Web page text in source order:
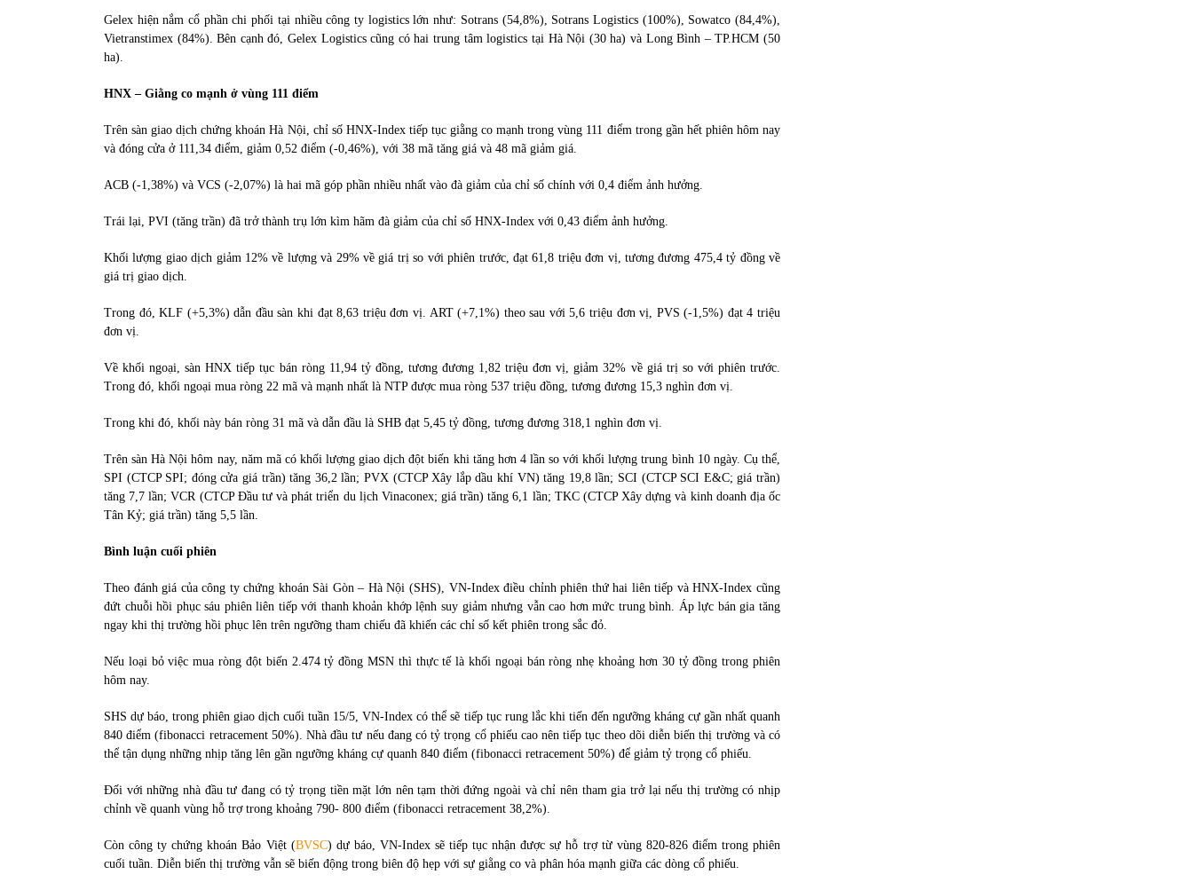
Gelex hiện nắm cổ phần chi phối tại nhiều công ty logistics lớn như: Sotrans (54,8%), Sotrans Logistics (100%), Sowatco (84,4%),
Vietranstimex (84%). Bên cạnh đó, Gelex Logistics cũng có hai trung tâm logistics tại Hà Nội (30 ha) và Long Bình – TP.HCM (50
ha).
HNX – Giằng co mạnh ở vùng 111 điểm
Trên sàn giao dịch chứng khoán Hà Nội, chỉ số HNX-Index tiếp tục giằng co mạnh trong vùng 111 điểm trong gần hết phiên hôm nay
và đóng cửa ở 111,34 điểm, giảm 0,52 điểm (-0,46%), với 38 mã tăng giá và 48 mã giảm giá.
ACB (-1,38%) và VCS (-2,07%) là hai mã góp phần nhiều nhất vào đà giảm của chỉ số chính với 0,4 điểm ảnh hưởng.
Trái lại, PVI (tăng trần) đã trở thành trụ lớn kìm hãm đà giảm của chỉ số HNX-Index với 0,43 điểm ảnh hưởng.
Khối lượng giao dịch giảm 12% về lượng và 29% về giá trị so với phiên trước, đạt 61,8 triệu đơn vị, tương đương 475,4 tỷ đồng về
giá trị giao dịch.
Trong đó, KLF (+5,3%) dẫn đầu sàn khi đạt 8,63 triệu đơn vị. ART (+7,1%) theo sau với 5,6 triệu đơn vị, PVS (-1,5%) đạt 4 triệu
đơn vị.
Về khối ngoại, sàn HNX tiếp tục bán ròng 11,94 tỷ đồng, tương đương 1,82 triệu đơn vị, giảm 32% về giá trị so với phiên trước.
Trong đó, khối ngoại mua ròng 22 mã và mạnh nhất là NTP được mua ròng 537 triệu đồng, tương đương 15,3 nghìn đơn vị.
Trong khi đó, khối này bán ròng 31 mã và dẫn đầu là SHB đạt 5,45 tỷ đồng, tương đương 318,1 nghìn đơn vị.
Trên sàn Hà Nội hôm nay, năm mã có khối lượng giao dịch đột biến khi tăng hơn 4 lần so với khối lượng trung bình 10 ngày. Cụ thể,
SPI (CTCP SPI; đóng cửa giá trần) tăng 36,2 lần; PVX (CTCP Xây lắp dầu khí VN) tăng 19,8 lần; SCI (CTCP SCI E&C; giá trần)
tăng 7,7 lần; VCR (CTCP Đầu tư và phát triển du lịch Vinaconex; giá trần) tăng 6,1 lần; TKC (CTCP Xây dựng và kinh doanh địa ốc
Tân Kỷ; giá trần) tăng 5,5 lần.
Bình luận cuối phiên
Theo đánh giá của công ty chứng khoán Sài Gòn – Hà Nội (SHS), VN-Index điều chỉnh phiên thứ hai liên tiếp và HNX-Index cũng
đứt chuỗi hồi phục sáu phiên liên tiếp với thanh khoản khớp lệnh suy giảm nhưng vẫn cao hơn mức trung bình. Áp lực bán gia tăng
ngay khi thị trường hồi phục lên trên ngưỡng tham chiếu đã khiến các chỉ số kết phiên trong sắc đỏ.
Nếu loại bỏ việc mua ròng đột biến 2.474 tỷ đồng MSN thì thực tế là khối ngoại bán ròng nhẹ khoảng hơn 30 tỷ đồng trong phiên
hôm nay.
SHS dự báo, trong phiên giao dịch cuối tuần 15/5, VN-Index có thể sẽ tiếp tục rung lắc khi tiến đến ngưỡng kháng cự gần nhất quanh
840 điểm (fibonacci retracement 50%). Nhà đầu tư nếu đang có tỷ trọng cổ phiếu cao nên tiếp tục theo dõi diễn biến thị trường và có
thể tận dụng những nhịp tăng lên gần ngưỡng kháng cự quanh 840 điểm (fibonacci retracement 50%) để giảm tỷ trọng cổ phiếu.
Đối với những nhà đầu tư đang có tỷ trọng tiền mặt lớn nên tạm thời đứng ngoài và chỉ nên tham gia trở lại nếu thị trường có nhịp
chỉnh về quanh vùng hỗ trợ trong khoảng 790- 800 điểm (fibonacci retracement 38,2%).
Còn công ty chứng khoán Bảo Việt (BVSC) dự báo, VN-Index sẽ tiếp tục nhận được sự hỗ trợ từ vùng 820-826 điểm trong phiên
cuối tuần. Diễn biến thị trường vẫn sẽ biến động trong biên độ hẹp với sự giằng co và phân hóa mạnh giữa các dòng cổ phiếu.